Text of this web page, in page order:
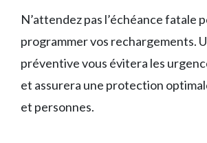
N’attendez pas l’échéance fatale
programmer vos rechargements.
préventive vous évitera les
et assurera une protection
et personnes.